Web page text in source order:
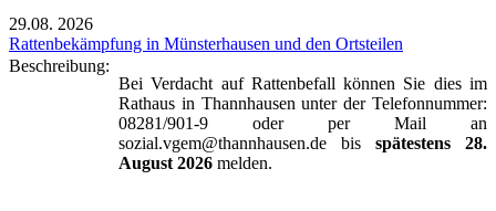
29.08. 2026
Rattenbekämpfung in Münsterhausen und den Ortsteilen
Beschreibung:
Bei Verdacht auf Rattenbefall können Sie dies im
Rathaus in Thannhausen unter der Telefonnummer:
08281/901-9 oder per Mail an
sozial.vgem@thannhausen.de bis spätestens 28.
August 2026 melden.